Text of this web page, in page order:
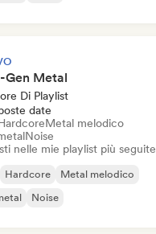
Gen Metal
Di Playlist
date
Metal melodico
Noise
nelle mie playlist più seguite
Hardcore
Metal melodico
Noise